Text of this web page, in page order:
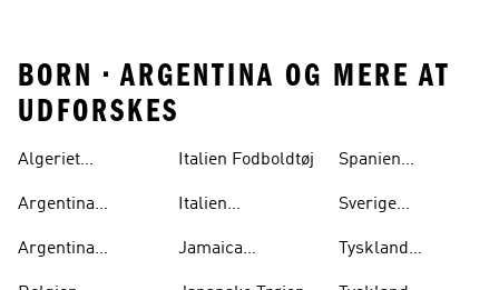
BORN • ARGENTINA OG MERE AT
UDFORSKES
Algeriet
Argentina
Argentina
Italien Fodboldtøj
Italien
Jamaica
Spanien
Sverige
Tyskland